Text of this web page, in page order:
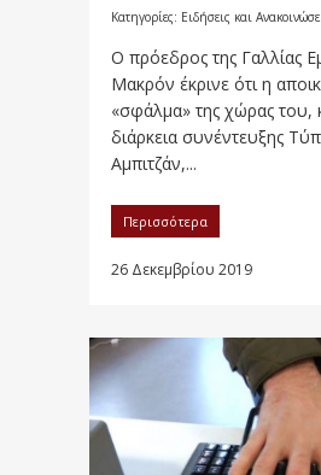
Κατηγορίες: Ειδήσεις και
Ο πρόεδρος της Γαλλίας
Μακρόν έκρινε ότι η
«σφάλμα» της χώρας του,
διάρκεια συνέντευξης
Αμπιτζάν,...
Περισσότερα
26 Δεκεμβρίου 2019